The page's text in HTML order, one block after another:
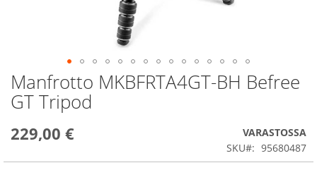
Manfrotto MKBFRTA4GT-BH Befree
GT Tripod
229,00 €
VARASTOSSA
SKU
95680487
Skip
to
the
of